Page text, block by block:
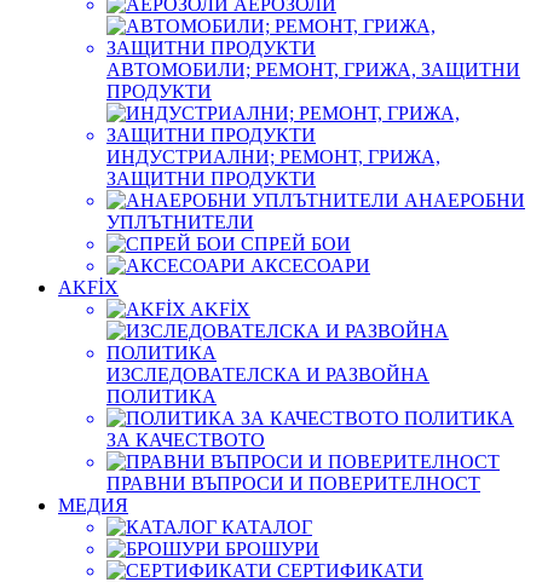
АЕРОЗОЛИ
АВТОМОБИЛИ; РЕМОНТ, ГРИЖА, ЗАЩИТНИ
ПРОДУКТИ
ИНДУСТРИАЛНИ; РЕМОНТ, ГРИЖА,
ЗАЩИТНИ ПРОДУКТИ
АНАЕРОБНИ
УПЛЪТНИТЕЛИ
СПРЕЙ БОИ
АКСЕСОАРИ
AKFİX
AKFİX
ИЗСЛЕДОВАТЕЛСКА И РАЗВОЙНА
ПОЛИТИКА
ПОЛИТИКА
ЗА КАЧЕСТВОТО
ПРАВНИ ВЪПРОСИ И ПОВЕРИТЕЛНОСТ
МЕДИЯ
КАТАЛОГ
БРОШУРИ
СЕРТИФИКАТИ